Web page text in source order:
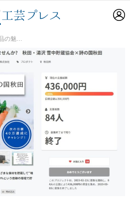
クラウドファンディング達成！３月には新商品を販売開始！！